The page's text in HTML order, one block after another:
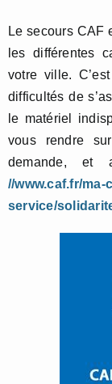
Le secours CAF
les différentes
votre ville.
difficultés de
le matériel
vous rendre
demande, et
//www.caf.fr/
service/